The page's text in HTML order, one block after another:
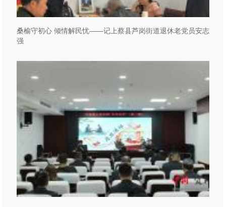
桑榆守初心 倾情解民忧——记上蔡县芦岗街道退休老党员安志
强